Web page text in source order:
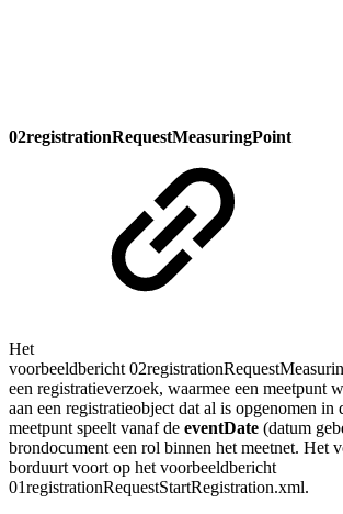
02registrationRequestMeasuringPoint
Het
voorbeeldbericht
een registratieverzoek, waarmee een meetpunt
aan een registratieobject dat al is opgenomen
meetpunt speelt vanaf de eventDate (datum
brondocument een rol binnen het meetnet. Het
borduurt voort op het voorbeeldbericht
01registrationRequestStartRegistration.xml.